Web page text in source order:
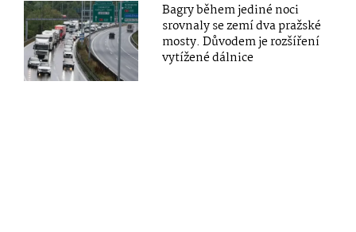
Bagry během jediné noci
srovnaly se zemí dva pražské
mosty. Důvodem je rozšíření
vytížené dálnice